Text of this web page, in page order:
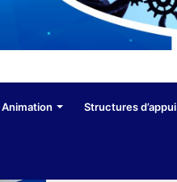
Animation Structures d’appui